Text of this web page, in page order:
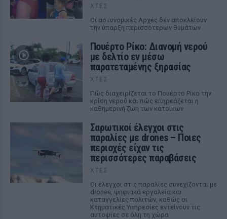
ΧΤΕΣ
Οι αστυνομικές Αρχές δεν αποκλείουν
την ύπαρξη περισσότερων θυμάτων
Πουέρτο Ρίκο: Διανομή νερού
με δελτίο εν μέσω
παρατεταμένης ξηρασίας
ΧΤΕΣ
Πώς διαχειρίζεται το Πουέρτο Ρίκο την
κρίση νερού και πώς επηρεάζεται η
καθημερινή ζωή των κατοίκων
Σαρωτικοί έλεγχοι στις
παραλίες με drones – Ποιες
περιοχές είχαν τις
περισσότερες παραβάσεις
ΧΤΕΣ
Οι έλεγχοι στις παραλίες συνεχίζονται με
drones, ψηφιακά εργαλεία και
καταγγελίες πολιτών, καθώς οι
Κτηματικές Υπηρεσίες εντείνουν τις
αυτοψίες σε όλη τη χώρα